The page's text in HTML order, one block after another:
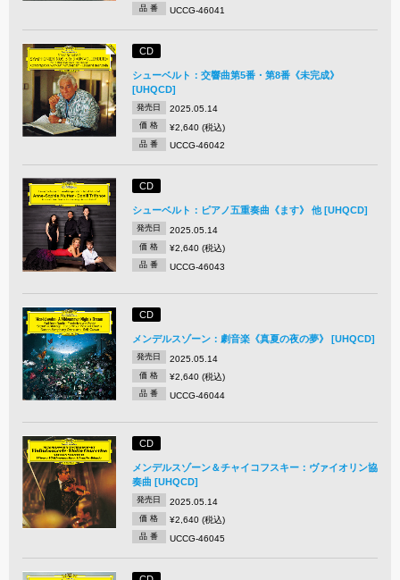
品 番 UCCG-46041
CD
シューベルト：交響曲第5番・第8番《未完成》
[UHQCD]
発売日 2025.05.14
価 格 ¥2,640 (税込)
品 番 UCCG-46042
CD
シューベルト：ピアノ五重奏曲《ます》 他 [UHQCD]
発売日 2025.05.14
価 格 ¥2,640 (税込)
品 番 UCCG-46043
CD
メンデルスゾーン：劇音楽《真夏の夜の夢》 [UHQCD]
発売日 2025.05.14
価 格 ¥2,640 (税込)
品 番 UCCG-46044
CD
メンデルスゾーン＆チャイコフスキー：ヴァイオリン協
奏曲 [UHQCD]
発売日 2025.05.14
価 格 ¥2,640 (税込)
品 番 UCCG-46045